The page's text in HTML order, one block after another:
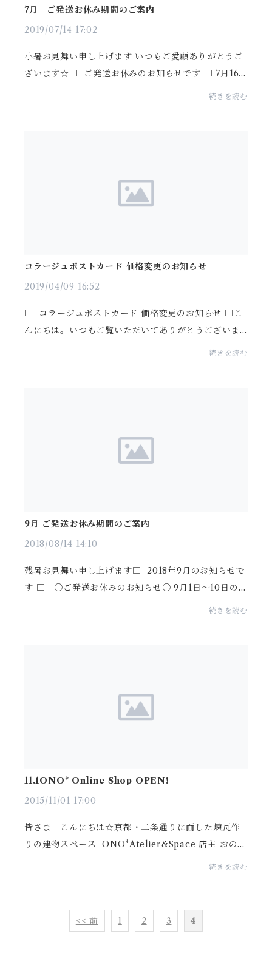
7月 ご発送お休み期間のご案内
2019/07/14 17:02
小暑お見舞い申し上げます いつもご愛顧ありがとうご
ざいます☆□ ご発送お休みのお知らせです □ 7月16
日〜24日の間 店主出張の為、ご発送をお休み致しま
続きを読む
コラージュポストカード 価格変更のお知らせ
2019/04/09 16:52
□ コラージュポストカード 価格変更のお知らせ □こ
んにちは。いつもご覧いただいてありがとうございま
す。2枚入 にてご好評いただいておりました、ONO*
続きを読む
9月 ご発送お休み期間のご案内
2018/08/14 14:10
残暑お見舞い申し上げます□ 2018年9月のお知らせで
す □ ○ご発送お休みのお知らせ○ 9月1日〜10日の
間 店主出張の為、ご発送をお休み致します また 受
続きを読む
11.1ONO* Online Shop OPEN!
2015/11/01 17:00
皆さま こんにちは☆京都・二条通りに面した煉瓦作
りの建物スペース ONO*Atelier&Space 店主 おのみ
ちこです。この度 ONO*のインターネットショップ
続きを読む
<< 前 1 2 3 4